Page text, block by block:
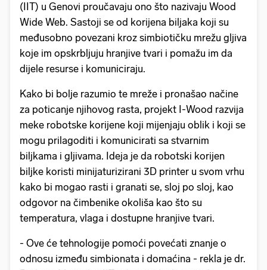
(IIT) u Genovi proučavaju ono što nazivaju Wood
Wide Web. Sastoji se od korijena biljaka koji su
međusobno povezani kroz simbiotičku mrežu gljiva
koje im opskrbljuju hranjive tvari i pomažu im da
dijele resurse i komuniciraju.
Kako bi bolje razumio te mreže i pronašao načine
za poticanje njihovog rasta, projekt I-Wood razvija
meke robotske korijene koji mijenjaju oblik i koji se
mogu prilagoditi i komunicirati sa stvarnim
biljkama i gljivama. Ideja je da robotski korijen
biljke koristi minijaturizirani 3D printer u svom vrhu
kako bi mogao rasti i granati se, sloj po sloj, kao
odgovor na čimbenike okoliša kao što su
temperatura, vlaga i dostupne hranjive tvari.
- Ove će tehnologije pomoći povećati znanje o
odnosu između simbionata i domaćina - rekla je dr.